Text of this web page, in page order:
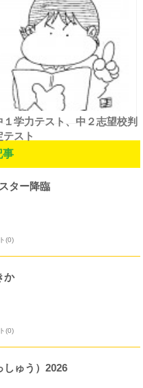
１学力テスト、中２志望校判
テスト
事
ター降臨
(0)
か
(0)
しゅう）2026